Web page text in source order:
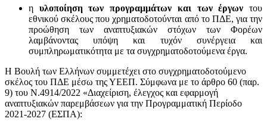
η υλοποίηση των προγραμμάτων και των έργων του
εθνικού σκέλους που χρηματοδοτούνται από το ΠΔΕ, για την
προώθηση των αναπτυξιακών στόχων των Φορέων
λαμβάνοντας υπόψη και τυχόν συνέργεια και
συμπληρωματικότητα με τα συγχρηματοδοτούμενα έργα.
Η Βουλή των Ελλήνων συμμετέχει στο συγχρηματοδοτούμενο
σκέλος του ΠΔΕ μέσω της ΥΕΕΠ. Σύμφωνα με το άρθρο 60 (παρ.
9) του Ν.4914/2022 «Διαχείριση, έλεγχος και εφαρμογή
αναπτυξιακών παρεμβάσεων για την Προγραμματική Περίοδο
2021-2027 (ΕΣΠΑ):